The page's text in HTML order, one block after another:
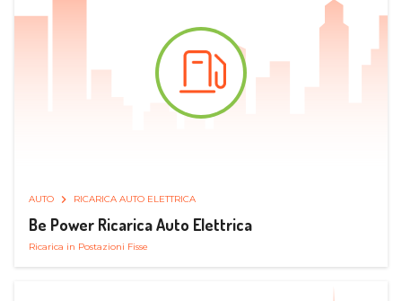
AUTO RICARICA AUTO ELETTRICA
Be Power Ricarica Auto Elettrica
Ricarica in Postazioni Fisse